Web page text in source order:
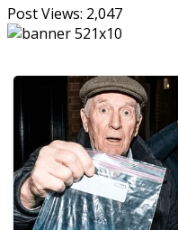
Post Views: 2,047